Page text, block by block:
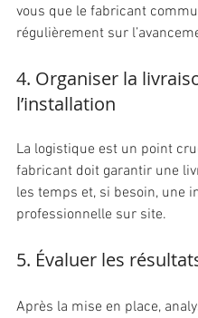
vous que le fabricant
régulièrement sur
4. Organiser la
l’installation
La logistique est un point
fabricant doit garantir une
les temps et, si besoin, une
professionnelle sur site.
5. Évaluer les
Après la mise en place,